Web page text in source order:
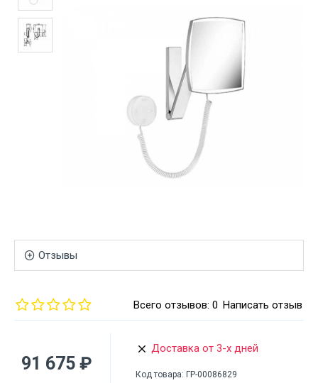
Отзывы
Всего отзывов: 0 Написать отзыв
91 675 ₽
Доставка от 3-х дней
Код товара: ГР-00086829